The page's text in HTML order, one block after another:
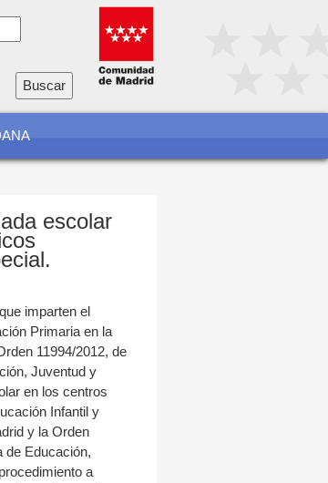
escolar
imparten el
Primaria en la
11994/2012, de
Juventud y
en los centros
Infantil y
y la Orden
de Educación,
a